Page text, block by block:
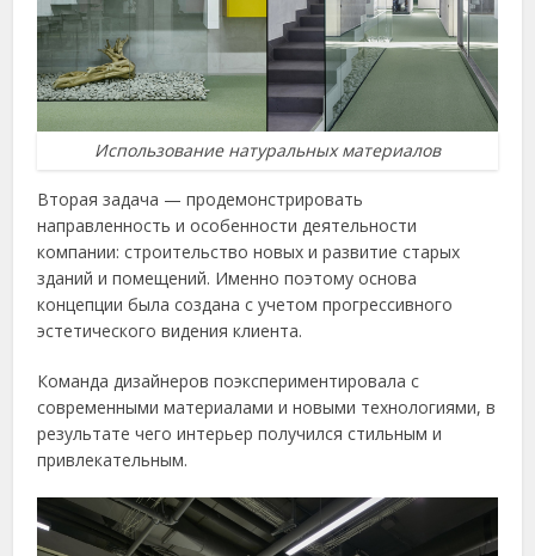
Использование натуральных материалов
Вторая задача — продемонстрировать
направленность и особенности деятельности
компании: строительство новых и развитие старых
зданий и помещений. Именно поэтому основа
концепции была создана с учетом прогрессивного
эстетического видения клиента.
Команда дизайнеров поэкспериментировала с
современными материалами и новыми технологиями, в
результате чего интерьер получился стильным и
привлекательным.